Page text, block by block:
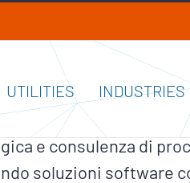
UTILITIES INDUSTRIES
in continua crescita
e consulenza di
soluzioni software